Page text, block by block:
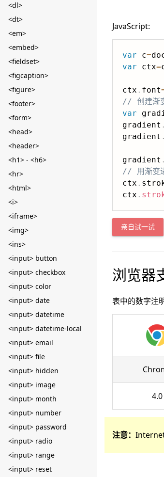
<dl>
<dt>
<em>
<embed>
<fieldset>
<figcaption>
<figure>
<footer>
<form>
<head>
<header>
<h1> - <h6>
<hr>
<html>
<i>
<iframe>
<img>
<ins>
<input> button
<input> checkbox
<input> color
<input> date
<input> datetime
<input> datetime-local
<input> email
<input> file
<input> hidden
<input> image
<input> month
<input> number
<input> password
<input> radio
<input> range
<input> reset
JavaScript:
var c=
var ctx=
ctx . font
// 创建渐
var
gradient .
gradient .
gradient .
// 用渐变
ctx .
ctx .
亲自试一试
浏览器
表中的数字注
4.0
注意：